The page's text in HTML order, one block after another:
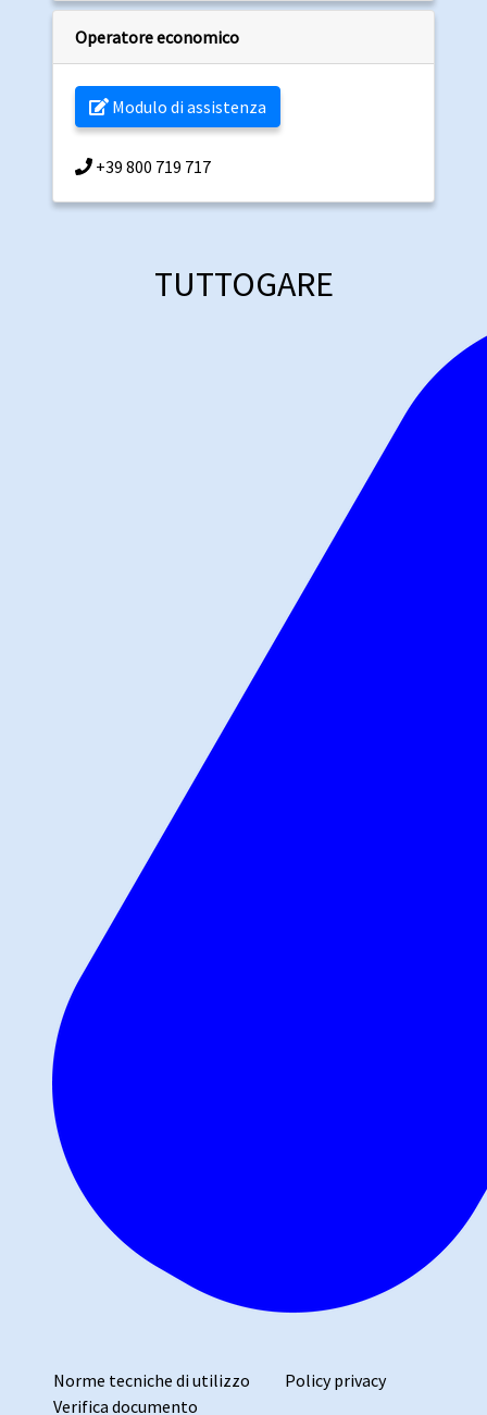
Operatore economico
Modulo di assistenza
+39 800 719 717
TUTTOGARE
Norme tecniche di utilizzo
Policy privacy
Verifica documento